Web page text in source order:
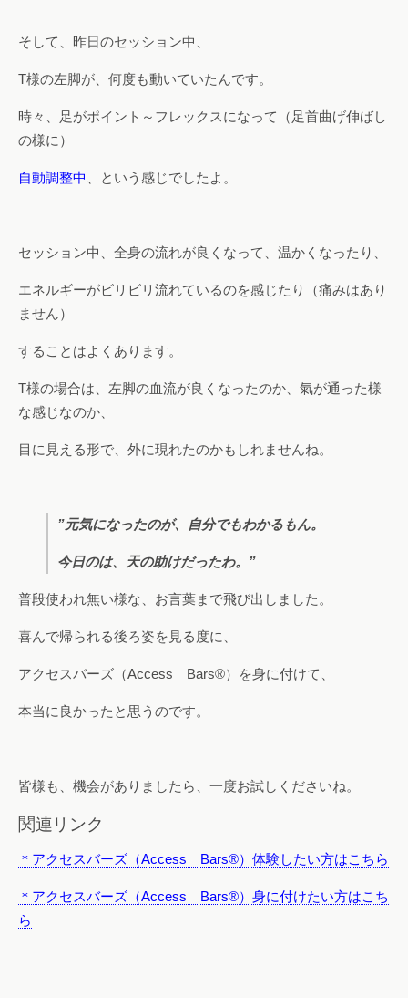
そして、昨日のセッション中、
T様の左脚が、何度も動いていたんです。
時々、足がポイント～フレックスになって（足首曲げ伸ばし
の様に）
自動調整中 、という感じでしたよ。
セッション中、全身の流れが良くなって、温かくなったり、
エネルギーがビリビリ流れているのを感じたり（痛みはあり
ません）
することはよくあります。
T様の場合は、左脚の血流が良くなったのか、氣が通った様
な感じなのか、
目に見える形で、外に現れたのかもしれませんね。
”元気になったのが、自分でもわかるもん。
今日のは、天の助けだったわ。”
普段使われ無い様な、お言葉まで飛び出しました。
喜んで帰られる後ろ姿を見る度に、
アクセスバーズ（Access Bars®）を身に付けて、
本当に良かったと思うのです。
皆様も、機会がありましたら、一度お試しくださいね。
関連リンク
＊アクセスバーズ（Access Bars®）体験したい方はこちら
＊アクセスバーズ（Access Bars®）身に付けたい方はこち
ら